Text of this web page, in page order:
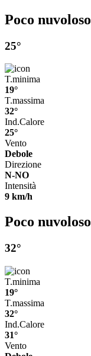
Poco nuvoloso
25°
T.minima
19°
T.massima
32°
Ind.Calore
25°
Vento
Debole
Direzione
N-NO
Intensità
9 km/h
Poco nuvoloso
32°
T.minima
19°
T.massima
32°
Ind.Calore
31°
Vento